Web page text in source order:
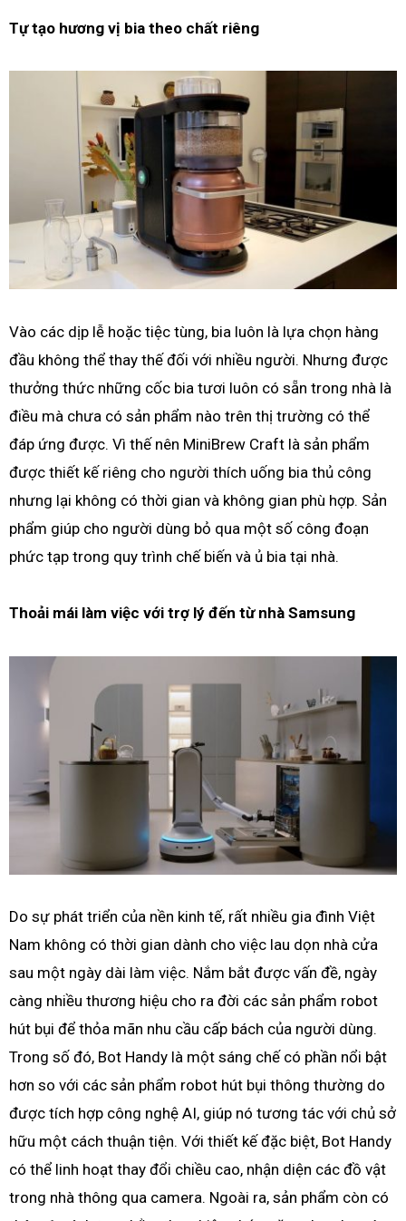
Tự tạo hương vị bia theo chất riêng
Vào các dịp lễ hoặc tiệc tùng, bia luôn là lựa chọn hàng
đầu không thể thay thế đối với nhiều người. Nhưng được
thưởng thức những cốc bia tươi luôn có sẵn trong nhà là
điều mà chưa có sản phẩm nào trên thị trường có thể
đáp ứng được. Vì thế nên MiniBrew Craft là sản phẩm
được thiết kế riêng cho người thích uống bia thủ công
nhưng lại không có thời gian và không gian phù hợp. Sản
phẩm giúp cho người dùng bỏ qua một số công đoạn
phức tạp trong quy trình chế biến và ủ bia tại nhà.
Thoải mái làm việc với trợ lý đến từ nhà Samsung
Do sự phát triển của nền kinh tế, rất nhiều gia đình Việt
Nam không có thời gian dành cho việc lau dọn nhà cửa
sau một ngày dài làm việc. Nắm bắt được vấn đề, ngày
càng nhiều thương hiệu cho ra đời các sản phẩm robot
hút bụi để thỏa mãn nhu cầu cấp bách của người dùng.
Trong số đó, Bot Handy là một sáng chế có phần nổi bật
hơn so với các sản phẩm robot hút bụi thông thường do
được tích hợp công nghệ AI, giúp nó tương tác với chủ sở
hữu một cách thuận tiện. Với thiết kế đặc biệt, Bot Handy
có thể linh hoạt thay đổi chiều cao, nhận diện các đồ vật
trong nhà thông qua camera. Ngoài ra, sản phẩm còn có